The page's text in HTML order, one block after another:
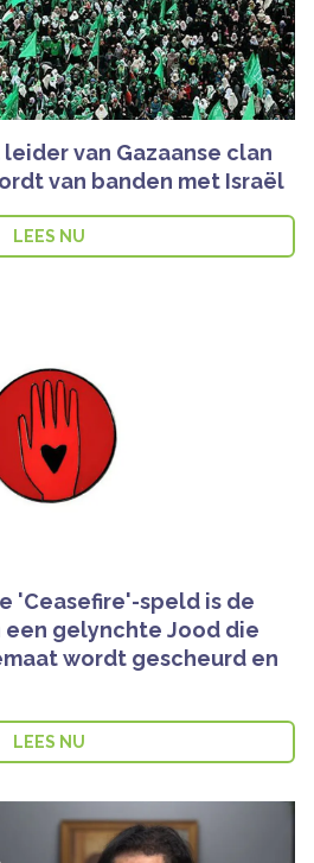
van Gazaanse clan
van banden met Israël
LEES NU
'Ceasefire'-speld is de
een gelynchte Jood die
wordt gescheurd en
LEES NU